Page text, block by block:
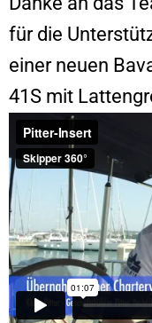
für die
einer neuen
41S mit